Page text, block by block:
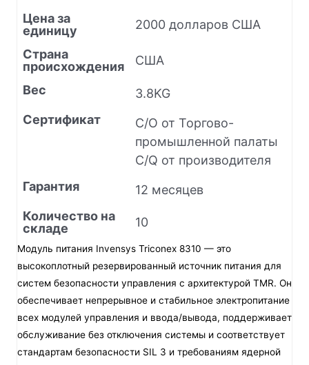
Цена за
единицу
2000 долларов США
Страна
происхождения
США
Вес
3.8KG
Сертификат
C/O от Торгово-
промышленной палаты
C/Q от производителя
Гарантия
12 месяцев
Количество на
складе
10
Модуль питания Invensys Triconex 8310 — это
высокоплотный резервированный источник питания для
систем безопасности управления с архитектурой TMR. Он
обеспечивает непрерывное и стабильное электропитание
всех модулей управления и ввода/вывода, поддерживает
обслуживание без отключения системы и соответствует
стандартам безопасности SIL 3 и требованиям ядерной